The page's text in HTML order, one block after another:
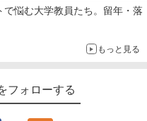
悩む大学教員たち。留年・落
もっと見る
フォローする